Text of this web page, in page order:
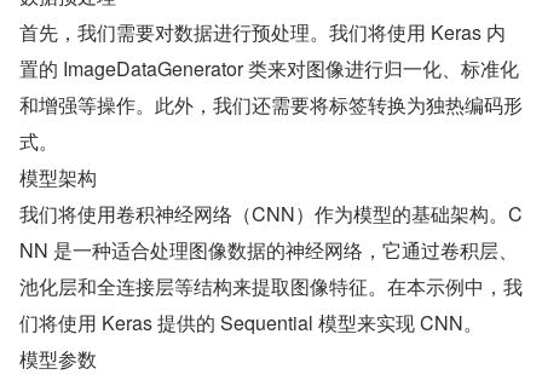
首先，我们需要对数据进行预处理。我们将使用 Keras 内
置的 ImageDataGenerator 类来对图像进行归一化、标准化
和增强等操作。此外，我们还需要将标签转换为独热编码形
式。
模型架构
我们将使用卷积神经网络（CNN）作为模型的基础架构。C
NN 是一种适合处理图像数据的神经网络，它通过卷积层、
池化层和全连接层等结构来提取图像特征。在本示例中，我
们将使用 Keras 提供的 Sequential 模型来实现 CNN。
模型参数